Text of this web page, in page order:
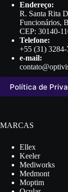
Endereço:
R. Santa Rita
Funcionários,
CEP: 30140-
Telefone:
+55 (31) 3284-
e-mail:
Política de
MARCAS
Ellex
Keeler
Mediworks
Medmont
Moptim